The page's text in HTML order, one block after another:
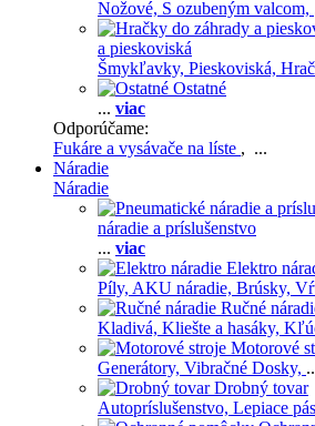
Nožové, S ozubeným valcom,
a pieskoviská
Šmykľavky, Pieskoviská,
Ostatné
... viac
Odporúčame:
Fukáre a vysávače na líste , ...
Náradie
Náradie
náradie a príslušenstvo
... viac
Elektro
Píly, AKU náradie, Brúsky,
Ručné
Kladivá, Kliešte a hasáky,
Motorové
Generátory, Vibračné Dosky,
Drobný tovar
Autopríslušenstvo, Lepiace